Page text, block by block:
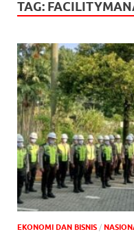
TAG:
EKONOMI DAN BISNIS /